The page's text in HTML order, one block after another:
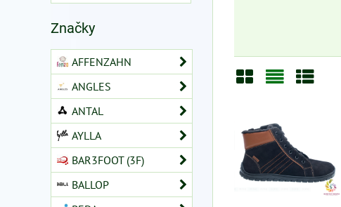
Značky
AFFENZAHN
ANGLES
ANTAL
AYLLA
BAR3FOOT (3F)
BALLOP